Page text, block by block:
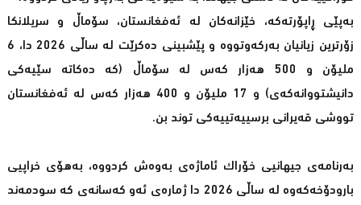
بەپێی ڕاپۆرتەكە، خێزانەكان لە ئەفغانستان، سۆماڵ و سریلانكا
زۆرترین زیانیان بەركەوتووە و پێشبینی دەكرێت لە ساڵی 2026 دا، 6
ملیۆن و 500 هەزار كەس لە سۆماڵ (كە دەكاتە سێیەكی
دانیشتووانەكەی) و 17 ملیۆن و 400 هەزار كەس لە ئەفغانستان
تووشی قەیرانی برسییەتییەكی توند بن.
بەرنامەی جیهانیی خۆراك ئاماژەی بەوەش كردووە، بەهۆی خراپیی
بارودۆخەكەوە لە ساڵی 2026 دا ژمارەی ئەو كەسانەی كە سودمەند